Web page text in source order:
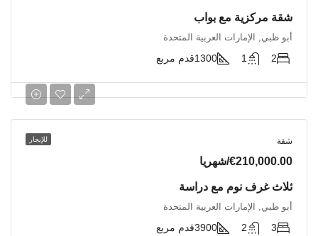
شقة مركزية مع بواب
أبو ظبي, الإمارات العربية المتحدة
2
1
1300قدم مربع
للإيجار شقة
€210,000.00/شهريا
ثلاث غرف نوم مع دراسة
أبو ظبي, الإمارات العربية المتحدة
3
2
3900قدم مربع